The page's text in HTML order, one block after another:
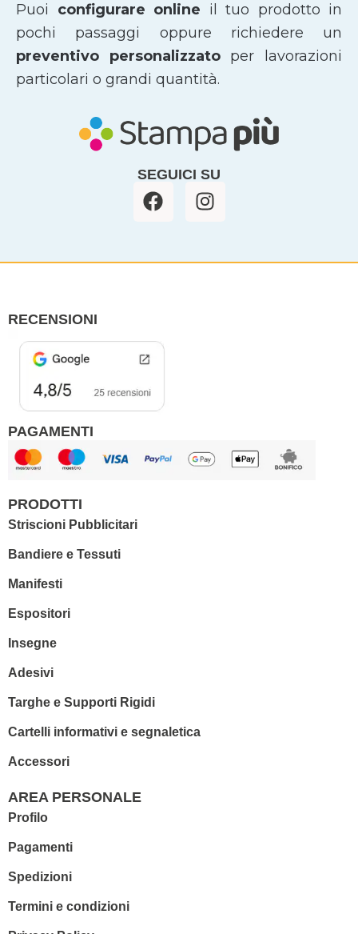
Puoi configurare online il tuo prodotto in
pochi passaggi oppure richiedere un
preventivo personalizzatoper lavorazioni
particolari o grandi quantità.
SEGUICI SU
F
a
b
I
n
a
RECENSIONI
PAGAMENTI
PRODOTTI
Striscioni Pubblicitari
Bandiere e Tessuti
Manifesti
Espositori
Insegne
Adesivi
Targhe e Supporti Rigidi
Cartelli informativi e segnaletica
Accessori
AREA PERSONALE
Profilo
Pagamenti
Spedizioni
Termini e condizioni